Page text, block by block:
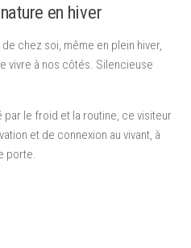
en hiver
chez soi, même en plein hiver,
vivre à nos côtés. Silencieuse
par le froid et la routine, ce visiteur
et de connexion au vivant, à
porte.